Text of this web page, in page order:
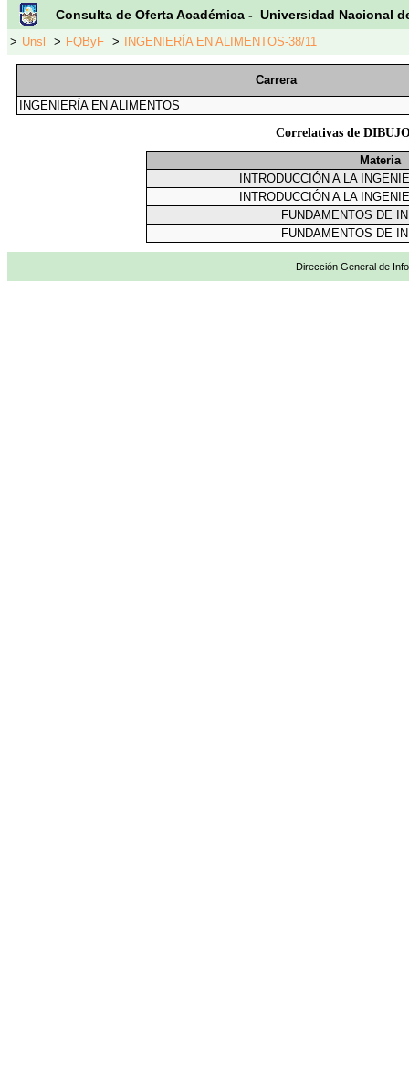
Consulta de Oferta Académica - Universidad Nacional
> Unsl > FQByF > INGENIERÍA EN ALIMENTOS-38/11
Carrera
INGENIERÍA EN ALIMENTOS
Correlativas de
Materia
INTRODUCCIÓN A LA
INTRODUCCIÓN A LA
FUNDAMENTOS DE
FUNDAMENTOS DE
Dirección General de